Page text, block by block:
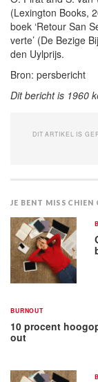
(Lexington Books,
boek ‘Retour San
verte’ (De Bezige
den Uylprijs.
Bron: persbericht
Dit bericht is 1960
DIT ARTIKEL IS
JE BENT MISSCHIEN
BURNOUT
10 procent
out